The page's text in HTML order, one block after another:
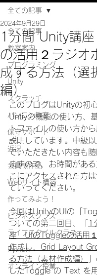
全ての記事
教室案内
プログラミング
Unity
スクラッチ
パソコン教室
保守サポート
近況
会員様作品
Webサイト構築
作ってみよう！
ビジネスクラス
ライフスタイルクラス
Python
オンライン授業
全ての記事
1分間 Unity講
の活用２ラジオ
成する方法（選
編）
2024年9月29日
このブログはUnityの初
Untiyの機能の使い方、
トファイルの使い方か
説明しています。中級
でいただきたい内容も
ますので、お時間があ
こにアクセスされた方
ていってください。
今回はUnityのUIの「
ついての第二回目、「
1
座　UIのToggleの活用
作成し、Grid Layout
る方法（素材作成編）
したToggle の Text を